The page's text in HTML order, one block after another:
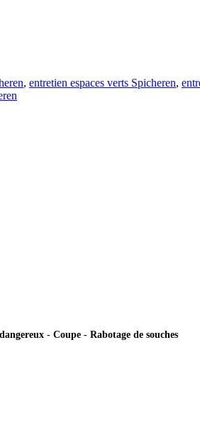
, entretien espaces verts Spicheren,
- Coupe - Rabotage de souches